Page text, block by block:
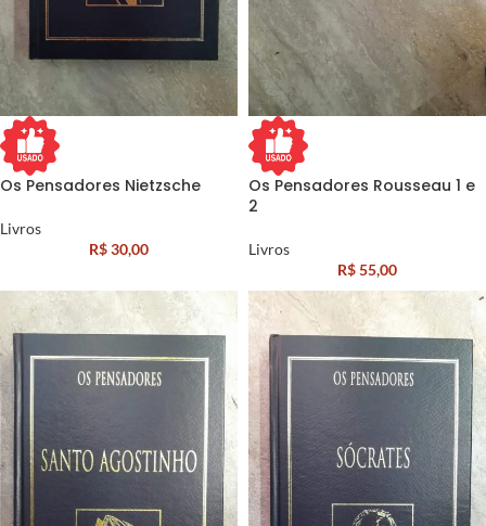
Os Pensadores Nietzsche
Livros
R$30,00
Os Pensadores Rousseau 1 e
2
Livros
R$55,00